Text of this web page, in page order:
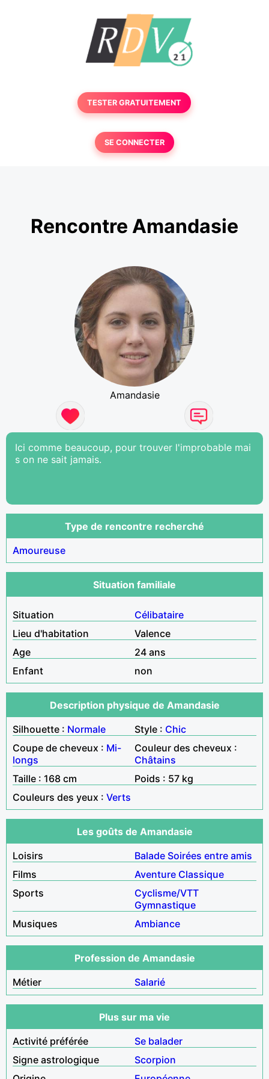
TESTER GRATUITEMENT
SE CONNECTER
Rencontre Amandasie
Amandasie
Ici comme beaucoup, pour trouver l'improbable mai
s on ne sait jamais.
Type de rencontre recherché
Amoureuse
Situation familiale
Situation
Célibataire
Lieu d'habitation
Valence
Age
24 ans
Enfant
non
Description physique de Amandasie
Silhouette : Normale Style : Chic
Coupe de cheveux : Mi-
longs
Couleur des cheveux :
Châtains
Taille : 168 cm
Poids : 57 kg
Couleurs des yeux : Verts
Les goûts de Amandasie
Loisirs
Balade Soirées entre amis
Films
Aventure Classique
Sports
Cyclisme/VTT
Gymnastique
Musiques
Ambiance
Profession de Amandasie
Métier
Salarié
Plus sur ma vie
Activité préférée
Se balader
Signe astrologique
Scorpion